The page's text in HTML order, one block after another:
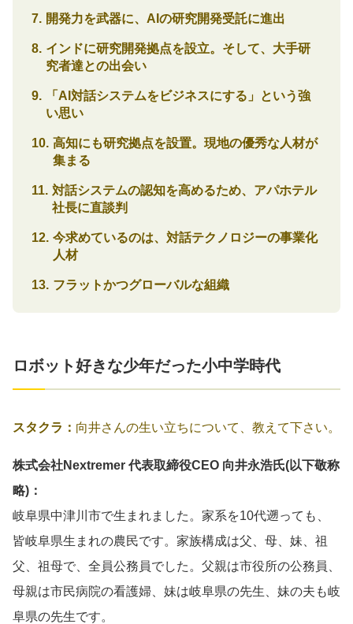
開発力を武器に、AIの研究開発受託に進出
インドに研究開発拠点を設立。そして、大手研
究者達との出会い
「AI対話システムをビジネスにする」という強
い思い
高知にも研究拠点を設置。現地の優秀な人材が
集まる
対話システムの認知を高めるため、アパホテル
社長に直談判
今求めているのは、対話テクノロジーの事業化
人材
フラットかつグローバルな組織
ロボット好きな少年だった小中学時代
スタクラ： 向井さんの生い立ちについて、教えて下さい。
株式会社Nextremer 代表取締役CEO 向井永浩氏(以下敬称
略)：
岐阜県中津川市で生まれました。家系を10代遡っても、
皆岐阜県生まれの農民です。家族構成は父、母、妹、祖
父、祖母で、全員公務員でした。父親は市役所の公務員、
母親は市民病院の看護婦、妹は岐阜県の先生、妹の夫も岐
阜県の先生です。